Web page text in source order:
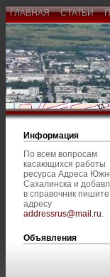
ГЛАВНАЯ СТАТЬИ
Информация
По всем вопросам
касающихся работы
ресурса Адреса
Сахалинска и
в справочник
адресу
addressrus@mail.ru.
Объявления